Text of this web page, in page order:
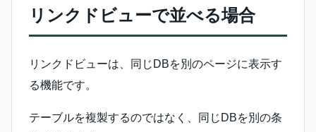
リンクドビューで並べる場合
リンクドビューは、同じDBを別のページに表示す
る機能です。
テーブルを複製するのではなく、同じDBを別の条